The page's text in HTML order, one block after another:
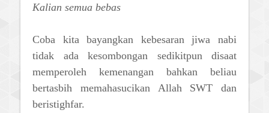
Kalian semua bebas
Coba kita bayangkan kebesaran jiwa nabi
tidak ada kesombongan sedikitpun disaat
memperoleh kemenangan bahkan beliau
bertasbih memahasucikan Allah SWT dan
beristighfar.